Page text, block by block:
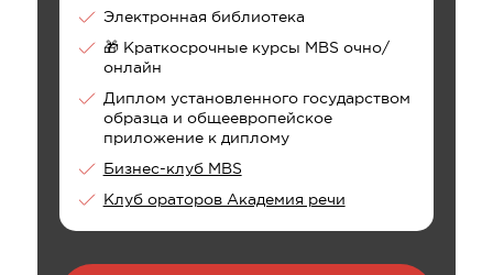
Электронная библиотека
🎁 Краткосрочные курсы MBS очно/
онлайн
Диплом установленного государством
образца и общеевропейское
приложение к диплому
Бизнес-клуб MBS
Клуб ораторов Академия речи